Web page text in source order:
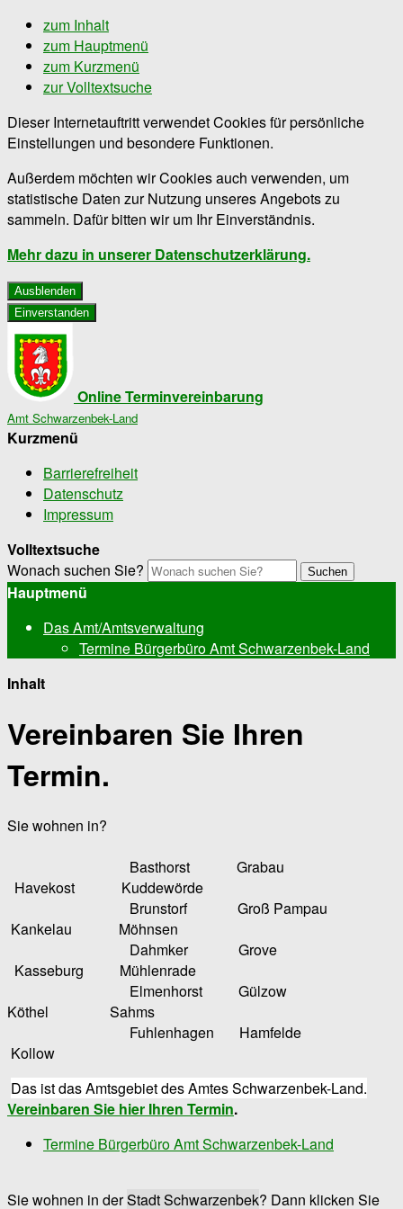
zum Inhalt
zum Hauptmenü
zum Kurzmenü
zur Volltextsuche
Dieser Internetauftritt verwendet Cookies für persönliche
Einstellungen und besondere Funktionen.
Außerdem möchten wir Cookies auch verwenden, um
statistische Daten zur Nutzung unseres Angebots zu
sammeln. Dafür bitten wir um Ihr Einverständnis.
Mehr dazu in unserer Datenschutzerklärung.
Ausblenden
Einverstanden
Online Terminvereinbarung
Amt Schwarzenbek-Land
Kurzmenü
Barrierefreiheit
Datenschutz
Impressum
Volltextsuche
Wonach suchen Sie?
Suchen
Hauptmenü
Das Amt/Amtsverwaltung
Termine Bürgerbüro Amt Schwarzenbek-Land
Inhalt
Vereinbaren Sie Ihren
Termin.
Sie wohnen in?
Basthorst Grabau
Havekost Kuddewörde
Brunstorf Groß Pampau
Kankelau Möhnsen
Dahmker Grove
Kasseburg Mühlenrade
Elmenhorst Gülzow
Köthel Sahms
Fuhlenhagen Hamfelde
Kollow
Das ist das Amtsgebiet des Amtes Schwarzenbek-Land.
Vereinbaren Sie hier Ihren Termin.
Termine Bürgerbüro Amt Schwarzenbek-Land
Sie wohnen in derStadt Schwarzenbek? Dann klicken Sie